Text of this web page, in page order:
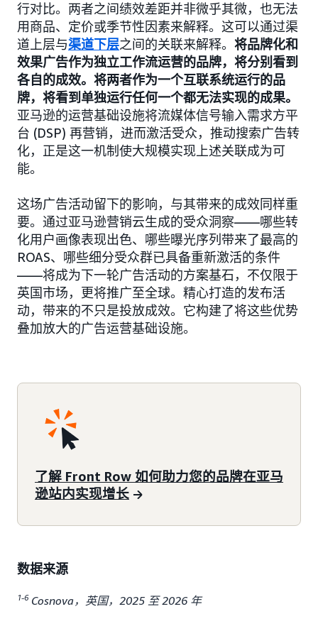
行对比。两者之间绩效差距并非微乎其微，也无法
用商品、定价或季节性因素来解释。这可以通过渠
道上层与渠道下层之间的关联来解释。 将品牌化和
效果广告作为独立工作流运营的品牌，将分别看到
各自的成效。将两者作为一个互联系统运行的品
牌，将看到单独运行任何一个都无法实现的成果。
亚马逊的运营基础设施将流媒体信号输入需求方平
台 (DSP) 再营销，进而激活受众，推动搜索广告转
化，正是这一机制使大规模实现上述关联成为可
能。
这场广告活动留下的影响，与其带来的成效同样重
要。通过亚马逊营销云生成的受众洞察——哪些转
化用户画像表现出色、哪些曝光序列带来了最高的
ROAS、哪些细分受众群已具备重新激活的条件
——将成为下一轮广告活动的方案基石，不仅限于
英国市场，更将推广至全球。精心打造的发布活
动，带来的不只是投放成效。它构建了将这些优势
叠加放大的广告运营基础设施。
了解 Front Row 如何助力您的品牌在亚马
逊站内实现增长
数据来源
1-6Cosnova，英国，2025 至 2026 年